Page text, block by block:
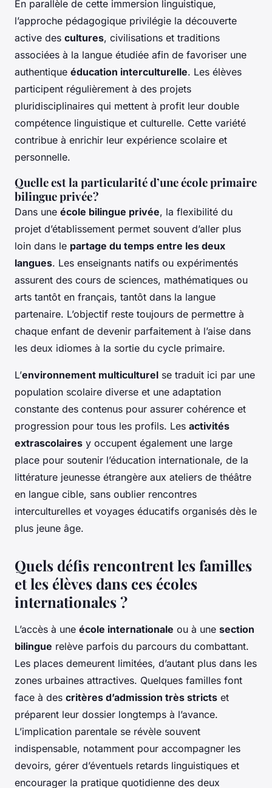
En parallèle de cette immersion linguistique,
l’approche pédagogique privilégie la découverte
active des cultures, civilisations et traditions
associées à la langue étudiée afin de favoriser une
authentique éducation interculturelle. Les élèves
participent régulièrement à des projets
pluridisciplinaires qui mettent à profit leur double
compétence linguistique et culturelle. Cette variété
contribue à enrichir leur expérience scolaire et
personnelle.
Quelle est la particularité d’une école primaire
bilingue privée ?
Dans une école bilingue privée, la flexibilité du
projet d’établissement permet souvent d’aller plus
loin dans le partage du temps entre les deux
langues. Les enseignants natifs ou expérimentés
assurent des cours de sciences, mathématiques ou
arts tantôt en français, tantôt dans la langue
partenaire. L’objectif reste toujours de permettre à
chaque enfant de devenir parfaitement à l’aise dans
les deux idiomes à la sortie du cycle primaire.
L’environnement multiculturel se traduit ici par une
population scolaire diverse et une adaptation
constante des contenus pour assurer cohérence et
progression pour tous les profils. Les activités
extrascolaires y occupent également une large
place pour soutenir l’éducation internationale, de la
littérature jeunesse étrangère aux ateliers de théâtre
en langue cible, sans oublier rencontres
interculturelles et voyages éducatifs organisés dès le
plus jeune âge.
Quels défis rencontrent les familles
et les élèves dans ces écoles
internationales ?
L’accès à une école internationale ou à une section
bilingue relève parfois du parcours du combattant.
Les places demeurent limitées, d’autant plus dans les
zones urbaines attractives. Quelques familles font
face à des critères d’admission très stricts et
préparent leur dossier longtemps à l’avance.
L’implication parentale se révèle souvent
indispensable, notamment pour accompagner les
devoirs, gérer d’éventuels retards linguistiques et
encourager la pratique quotidienne des deux